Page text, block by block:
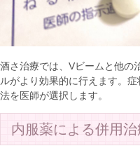
酒さ治療では、Vビームと他の
ルがより効果的に行えます。
法を医師が選択します。
内服薬による併用